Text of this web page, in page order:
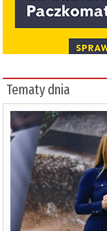
Tematy dnia